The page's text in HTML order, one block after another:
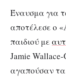
ανάγκες
Έναυσμα για
αποτέλεσε ο
παιδιού με
Jamie
αγαπούσαν